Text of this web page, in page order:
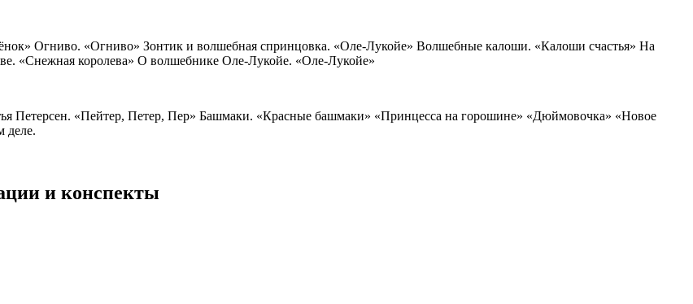
Огниво. «Огниво» Зонтик и волшебная спринцовка. «Оле-Лукойе» Волшебные калоши. «Калоши счастья» На
«Снежная королева» О волшебнике Оле-Лукойе. «Оле-Лукойе»
Петерсен. «Пейтер, Петер, Пер» Башмаки. «Красные башмаки» «Принцесса на горошине» «Дюймовочка» «Новое
деле.
и конспекты